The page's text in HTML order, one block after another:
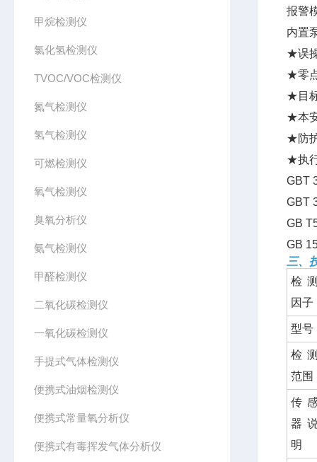
甲烷检测仪
氯化氢检测仪
TVOC/VOC检测仪
氮气检测仪
氢气检测仪
可燃检测仪
氧气检测仪
臭氧分析仪
氨气检测仪
甲醛检测仪
二氧化碳检测仪
一氧化碳检测仪
手提式气体检测仪
便携式油烟检测仪
便携式常量氧分析仪
便携式有毒挥发气体分析仪
报
内置
★误
★零
★目
★本
★防
★执
GBT
GBT
GB
GB
三、
检
因子
型号
检
范围
传
器
明